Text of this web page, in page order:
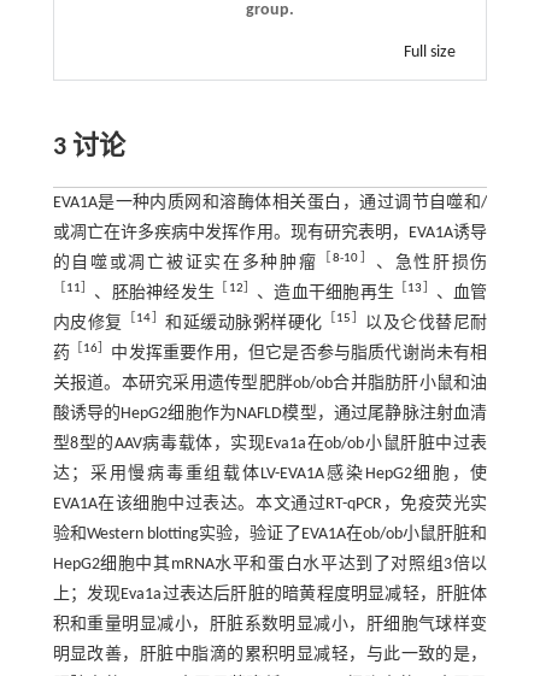
group.
Full size
3 讨论
EVA1A是一种内质网和溶酶体相关蛋白，通过调节自噬和/
或凋亡在许多疾病中发挥作用。现有研究表明，EVA1A诱导
的自噬或凋亡被证实在多种肿瘤
［8-10 、急性肝损伤
11 、胚胎神经发生 12 、造血干细胞再生 13
、血管
内皮修复
14 ］和延缓动脉粥样硬化 15
以及仑伐替尼耐
药［ 16
中发挥重要作用，但它是否参与脂质代谢尚未有相
关报道。本研究采用遗传型肥胖ob/ob合并脂肪肝小鼠和油
酸诱导的HepG2细胞作为NAFLD模型，通过尾静脉注射血清
型8型的AAV病毒载体，实现Eva1a在ob/ob小鼠肝脏中过表
达；采用慢病毒重组载体LV-EVA1A感染HepG2细胞，使
EVA1A在该细胞中过表达。本文通过RT-qPCR，免疫荧光实
验和Western blotting实验，验证了EVA1A在ob/ob小鼠肝脏和
HepG2细胞中其mRNA水平和蛋白水平达到了对照组3倍以
上；发现Eva1a过表达后肝脏的暗黄程度明显减轻，肝脏体
积和重量明显减小，肝脏系数明显减小，肝细胞气球样变
明显改善，肝脏中脂滴的累积明显减轻，与此一致的是，